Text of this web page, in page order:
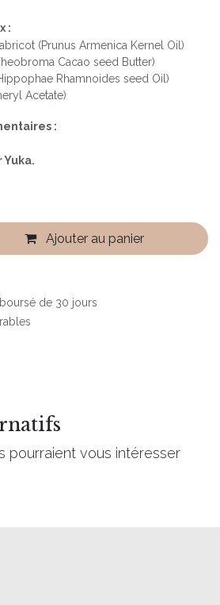
:
(Prunus Armenica Kernel Oil)
Cacao seed Butter)
Rhamnoides seed Oil)
Acetate)
:
Ajouter au panier
de 30 jours
pourraient vous intéresser